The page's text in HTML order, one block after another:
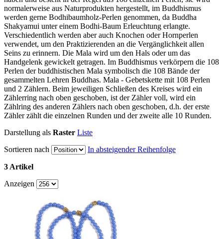
normalerweise aus Naturprodukten hergestellt, im Buddhismus
werden gerne Bodhibaumholz-Perlen genommen, da Buddha
Shakyamui unter einem Bodhi-Baum Erleuchtung erlangte.
Verschiedentlich werden aber auch Knochen oder Hornperlen
verwendet, um den Praktizierenden an die Vergänglichkeit allen
Seins zu erinnern. Die Mala wird um den Hals oder um das
Handgelenk gewickelt getragen. Im Buddhismus verkörpern die 108
Perlen der buddhistischen Mala symbolisch die 108 Bände der
gesammelten Lehren Buddhas. Mala - Gebetskette mit 108 Perlen
und 2 Zählern. Beim jeweiligen Schließen des Kreises wird ein
Zählerring nach oben geschoben, ist der Zähler voll, wird ein
Zählring des anderen Zählers nach oben geschoben, d.h. der erste
Zähler zählt die einzelnen Runden und der zweite alle 10 Runden.
Darstellung als Raster Liste
Sortieren nach
In absteigender Reihenfolge
3 Artikel
Anzeigen